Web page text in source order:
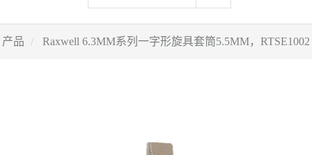
产品 Raxwell 6.3MM系列一字形旋具套筒5.5MM，RTSE1002